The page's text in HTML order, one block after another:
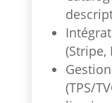
(Stripe,
(TPS/